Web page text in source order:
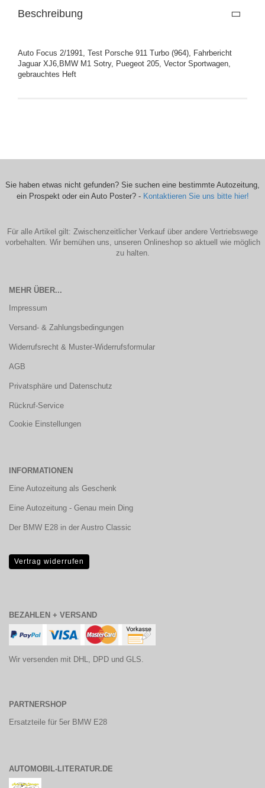
Beschreibung
Auto Focus 2/1991, Test Porsche 911 Turbo (964), Fahrbericht
Jaguar XJ6,BMW M1 Sotry, Puegeot 205, Vector Sportwagen,
gebrauchtes Heft
Sie haben etwas nicht gefunden? Sie suchen eine bestimmte Autozeitung,
ein Prospekt oder ein Auto Poster? - Kontaktieren Sie uns bitte hier!
Für alle Artikel gilt: Zwischenzeitlicher Verkauf über andere Vertriebswege
vorbehalten. Wir bemühen uns, unseren Onlineshop so aktuell wie möglich
zu halten.
MEHR ÜBER...
Impressum
Versand- & Zahlungsbedingungen
Widerrufsrecht & Muster-Widerrufsformular
AGB
Privatsphäre und Datenschutz
Rückruf-Service
Cookie Einstellungen
INFORMATIONEN
Eine Autozeitung als Geschenk
Eine Autozeitung - Genau mein Ding
Der BMW E28 in der Austro Classic
Vertrag widerrufen
BEZAHLEN + VERSAND
Wir versenden mit DHL, DPD und GLS.
PARTNERSHOP
Ersatzteile für 5er BMW E28
AUTOMOBIL-LITERATUR.DE